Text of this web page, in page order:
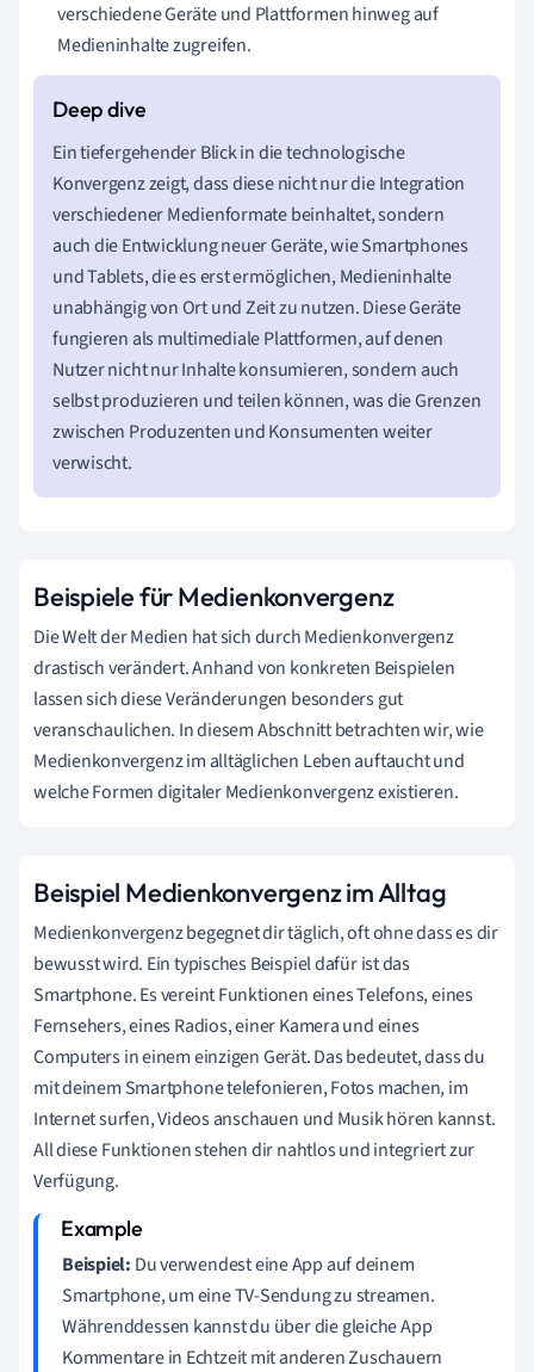
verschiedene Geräte und Plattformen hinweg auf
Medieninhalte zugreifen.
Ein tiefergehender Blick in die technologische
Konvergenz zeigt, dass diese nicht nur die Integration
verschiedener Medienformate beinhaltet, sondern
auch die Entwicklung neuer Geräte, wie Smartphones
und Tablets, die es erst ermöglichen, Medieninhalte
unabhängig von Ort und Zeit zu nutzen. Diese Geräte
fungieren als multimediale Plattformen, auf denen
Nutzer nicht nur Inhalte konsumieren, sondern auch
selbst produzieren und teilen können, was die Grenzen
zwischen Produzenten und Konsumenten weiter
verwischt.
Beispiele für Medienkonvergenz
Die Welt der Medien hat sich durch Medienkonvergenz
drastisch verändert. Anhand von konkreten Beispielen
lassen sich diese Veränderungen besonders gut
veranschaulichen. In diesem Abschnitt betrachten wir, wie
Medienkonvergenz im alltäglichen Leben auftaucht und
welche Formen digitaler Medienkonvergenz existieren.
Beispiel Medienkonvergenz im Alltag
Medienkonvergenz begegnet dir täglich, oft ohne dass es dir
bewusst wird. Ein typisches Beispiel dafür ist das
Smartphone. Es vereint Funktionen eines Telefons, eines
Fernsehers, eines Radios, einer Kamera und eines
Computers in einem einzigen Gerät. Das bedeutet, dass du
mit deinem Smartphone telefonieren, Fotos machen, im
Internet surfen, Videos anschauen und Musik hören kannst.
All diese Funktionen stehen dir nahtlos und integriert zur
Verfügung.
Beispiel: Du verwendest eine App auf deinem
Smartphone, um eine TV-Sendung zu streamen.
Währenddessen kannst du über die gleiche App
Kommentare in Echtzeit mit anderen Zuschauern